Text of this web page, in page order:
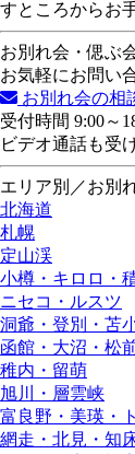
すところからお
お別れ会・偲ぶ
お気軽にお問い
お別れ会の相
受付時間 9:00～
ビデオ通話も受
エリア別／お別
北海道
札幌
定山渓
小樽・キロロ・
ニセコ・ルスツ
洞爺・登別・苫
函館・大沼・松
稚内・留萌
旭川・層雲峡
富良野・美瑛・
網走・北見・知